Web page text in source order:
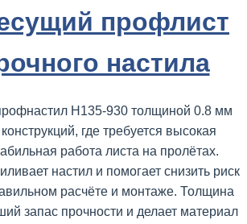
профлист
настила
Н135-930 толщиной 0.8 мм
где требуется высокая
работа листа на пролётах.
настил и помогает снизить риск
расчёте и монтаже. Толщина
запас прочности и делает материал